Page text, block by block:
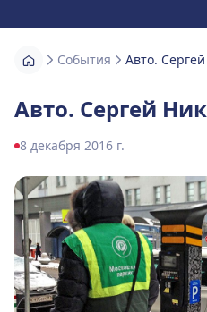
События Авто.
Авто. Сергей
8 декабря 2016 г.